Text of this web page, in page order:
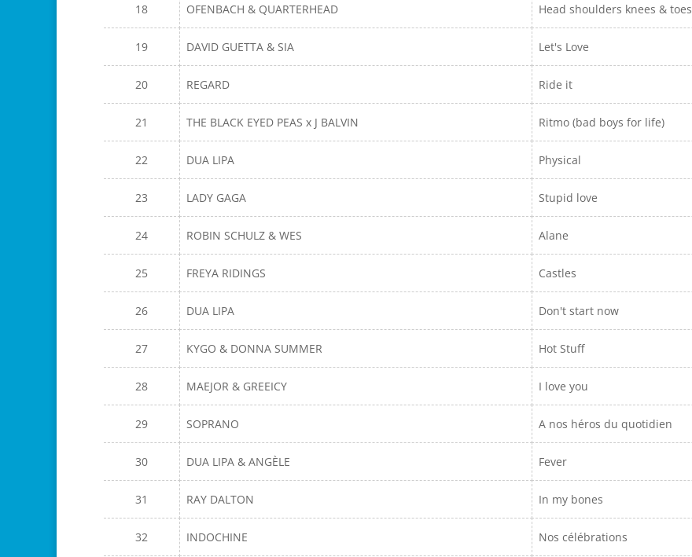
18 OFENBACH & QUARTERHEAD Head shoulders knees & toes
19 DAVID GUETTA & SIA Let's Love
20 REGARD Ride it
21 THE BLACK EYED PEAS x J BALVIN Ritmo (bad boys for life)
22 DUA LIPA Physical
23 LADY GAGA Stupid love
24 ROBIN SCHULZ & WES Alane
25 FREYA RIDINGS Castles
26 DUA LIPA Don't start now
27 KYGO & DONNA SUMMER Hot Stuff
28 MAEJOR & GREEICY I love you
29 SOPRANO A nos héros du quotidien
30 DUA LIPA & ANGÈLE Fever
31 RAY DALTON In my bones
32 INDOCHINE Nos célébrations